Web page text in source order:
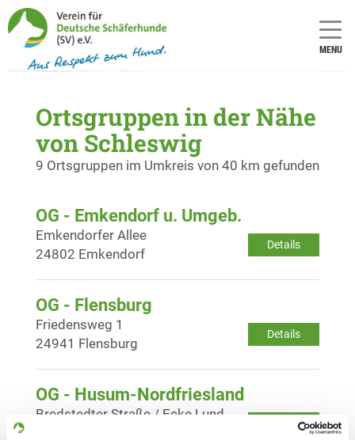
MENU
Ortsgruppen in der Nähe
von Schleswig
9 Ortsgruppen im Umkreis von 40 km gefunden
OG - Emkendorf u. Umgeb.
Details
Emkendorfer Allee
24802 Emkendorf
OG - Flensburg
Details
Friedensweg 1
24941 Flensburg
OG - Husum-Nordfriesland
Details
Bredstedter Straße / Ecke Lund